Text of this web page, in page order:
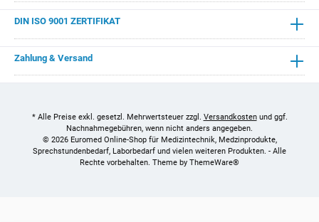
DIN ISO 9001 ZERTIFIKAT
Zahlung & Versand
* Alle Preise exkl. gesetzl. Mehrwertsteuer zzgl. Versandkostenund ggf.
Nachnahmegebühren, wenn nicht anders angegeben.
© 2026 Euromed Online-Shop für Medizintechnik, Medzinprodukte,
Sprechstundenbedarf, Laborbedarf und vielen weiteren Produkten. - Alle
Rechte vorbehalten. Theme by ThemeWare®